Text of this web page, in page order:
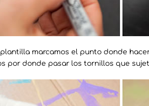
marcamos el punto donde
por donde pasar los tornillos que